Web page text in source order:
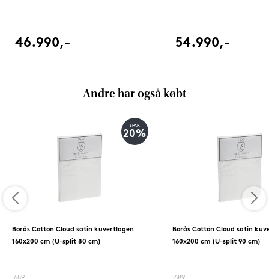
46.990,- 54.990,-
Andre har også købt
SPAR
20%
Borås Cotton Cloud satin kuvertlagen
160x200 cm (U-split 80 cm)
Borås Cotton Cloud satin
160x200 cm (U-split 90 cm)